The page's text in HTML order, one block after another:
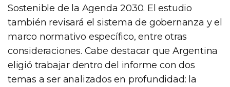
Sostenible de la Agenda 2030. El estudio
también revisará el sistema de gobernanza y el
marco normativo específico, entre otras
consideraciones. Cabe destacar que Argentina
eligió trabajar dentro del informe con dos
temas a ser analizados en profundidad: la